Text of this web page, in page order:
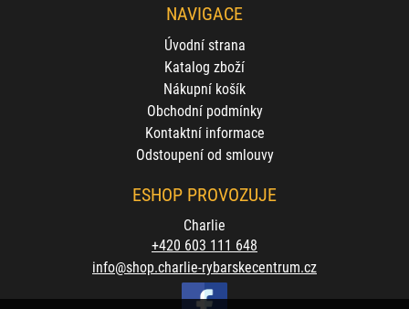
NAVIGACE
Úvodní strana
Katalog zboží
Nákupní košík
Obchodní podmínky
Kontaktní informace
Odstoupení od smlouvy
ESHOP PROVOZUJE
Charlie
+420 603 111 648
info@shop.charlie-rybarskecentrum.cz